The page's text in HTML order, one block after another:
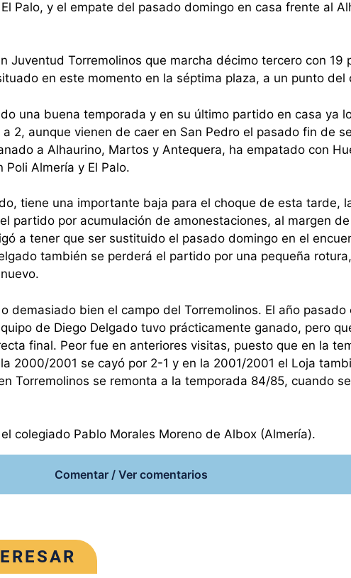
Palo, y el empate del pasado domingo en casa frente al
Juventud Torremolinos que marcha décimo tercero con 19
en este momento en la séptima plaza, a un punto del
una buena temporada y en su último partido en casa ya
2, aunque vienen de caer en San Pedro el pasado fin de
a Alhaurino, Martos y Antequera, ha empatado con
Poli Almería y El Palo.
tiene una importante baja para el choque de esta tarde,
partido por acumulación de amonestaciones, al margen
a tener que ser sustituido el pasado domingo en el
también se perderá el partido por una pequeña
demasiado bien el campo del Torremolinos. El año pasado
de Diego Delgado tuvo prácticamente ganado, pero
final. Peor fue en anteriores visitas, puesto que en la
2000/2001 se cayó por 2-1 y en la 2001/2001 el Loja
Torremolinos se remonta a la temporada 84/85, cuando
colegiado Pablo Morales Moreno de Albox (Almería).
Comentar / Ver comentarios